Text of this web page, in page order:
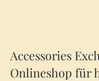
Accessories
Onlineshop für